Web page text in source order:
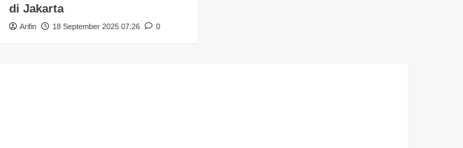
di Jakarta
Arifin 18 September 2025 07:26 0